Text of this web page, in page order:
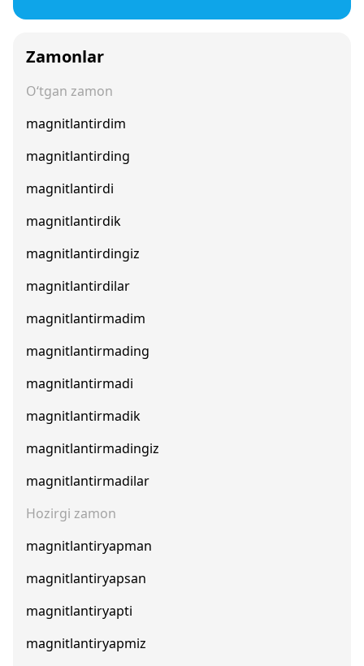
Zamonlar
O‘tgan zamon
magnitlantirdim
magnitlantirding
magnitlantirdi
magnitlantirdik
magnitlantirdingiz
magnitlantirdilar
magnitlantirmadim
magnitlantirmading
magnitlantirmadi
magnitlantirmadik
magnitlantirmadingiz
magnitlantirmadilar
Hozirgi zamon
magnitlantiryapman
magnitlantiryapsan
magnitlantiryapti
magnitlantiryapmiz